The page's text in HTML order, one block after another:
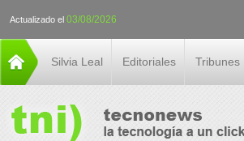
Actualizado el 03/08/2026
Silvia Leal Editoriales Tribunes